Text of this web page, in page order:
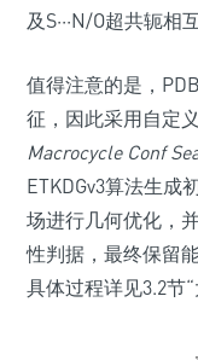
及S···N/O超共轭
值得注意的是，
征，因此采用自定
Macrocycle Conf
ETKDGv3算法生成
场进行几何优化，
性判据，最终保留
具体过程详见3.2节